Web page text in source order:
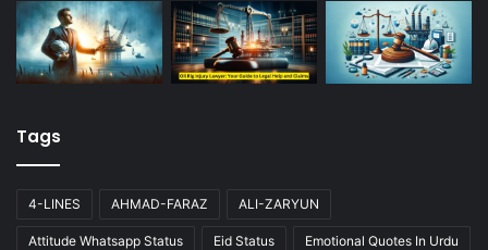
Tags
4-LINES AHMAD-FARAZ ALI-ZARYUN
Attitude Whatsapp Status Eid Status Emotional Quotes In Urdu